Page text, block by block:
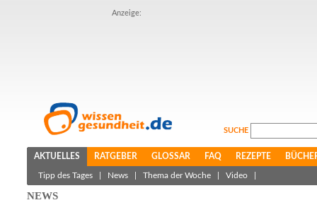
Anzeige:
SUCHE
AKTUELLES RATGEBER GLOSSAR FAQ REZEPTE
Tipp des Tages News Thema der Woche Video
NEWS